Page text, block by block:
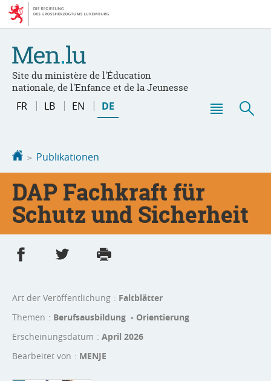
Zur
Navigation
Zum
Inhalt
Site du ministère de l'Éducation
nationale, de l'Enfance et de la Jeunesse
Sprache
wechseln
FR LB EN DE
Startseite
Publikationen
DAP Fachkraft für
Schutz und Sicherheit
Partager sur Facebook
Partager sur Twitter
Art der Veröffentlichung
Faltblätter
Themen
Berufsausbildung - Orientierung
Erscheinungsdatum
April 2026
Bearbeitet von
MENJE